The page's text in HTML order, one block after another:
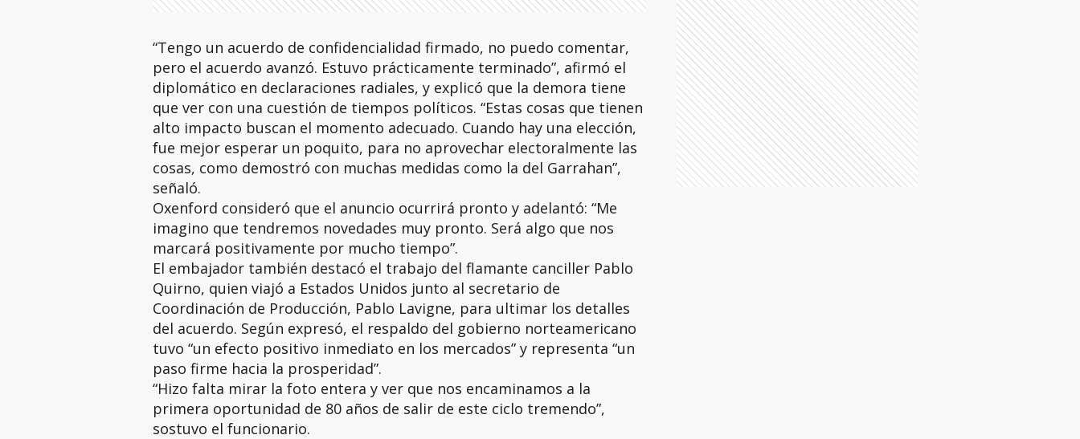
“Tengo un acuerdo de confidencialidad firmado, no puedo comentar,
pero el acuerdo avanzó. Estuvo prácticamente terminado”, afirmó el
diplomático en declaraciones radiales, y explicó que la demora tiene
que ver con una cuestión de tiempos políticos. “Estas cosas que tienen
alto impacto buscan el momento adecuado. Cuando hay una elección,
fue mejor esperar un poquito, para no aprovechar electoralmente las
cosas, como demostró con muchas medidas como la del Garrahan”,
señaló.
Oxenford consideró que el anuncio ocurrirá pronto y adelantó: “Me
imagino que tendremos novedades muy pronto. Será algo que nos
marcará positivamente por mucho tiempo”.
El embajador también destacó el trabajo del flamante canciller Pablo
Quirno, quien viajó a Estados Unidos junto al secretario de
Coordinación de Producción, Pablo Lavigne, para ultimar los detalles
del acuerdo. Según expresó, el respaldo del gobierno norteamericano
tuvo “un efecto positivo inmediato en los mercados” y representa “un
paso firme hacia la prosperidad”.
“Hizo falta mirar la foto entera y ver que nos encaminamos a la
primera oportunidad de 80 años de salir de este ciclo tremendo”,
sostuvo el funcionario.